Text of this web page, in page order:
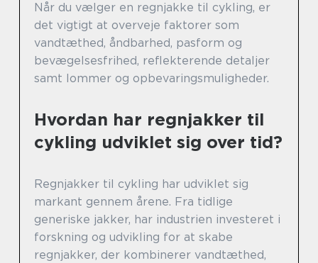
Når du vælger en regnjakke til cykling, er
det vigtigt at overveje faktorer som
vandtæthed, åndbarhed, pasform og
bevægelsesfrihed, reflekterende detaljer
samt lommer og opbevaringsmuligheder.
Hvordan har regnjakker til
cykling udviklet sig over tid?
Regnjakker til cykling har udviklet sig
markant gennem årene. Fra tidlige
generiske jakker, har industrien investeret i
forskning og udvikling for at skabe
regnjakker, der kombinerer vandtæthed,